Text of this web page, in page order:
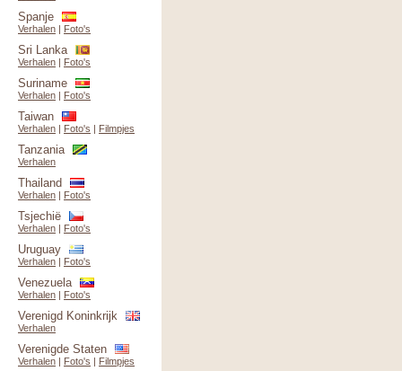
Spanje
Verhalen | Foto's
Sri Lanka
Verhalen | Foto's
Suriname
Verhalen | Foto's
Taiwan
Verhalen | Foto's | Filmpjes
Tanzania
Verhalen
Thailand
Verhalen | Foto's
Tsjechië
Verhalen | Foto's
Uruguay
Verhalen | Foto's
Venezuela
Verhalen | Foto's
Verenigd Koninkrijk
Verhalen
Verenigde Staten
Verhalen | Foto's | Filmpjes